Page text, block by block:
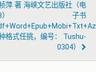
萍 著 海峡文艺出版社（电
子书
格式任挑，编号： Tushu-
0304）